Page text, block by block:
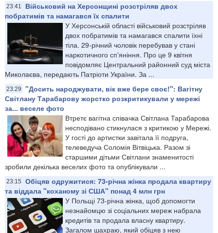
23:41
Військовий на Херсонщині розстріляв двох
побратимів та намагався їх спалити
У Херсонській області військовий розстріляв
двох побратимів та намагався спалити їхні
тіла. 29-річний чоловік перебував у стані
наркотичного сп'яніння. Про це 9 квітня
повідомляє Центральний районний суд міста
Миколаєва, передають Патріоти України. За ...
23:29
"Досить народжувати, вік вже бере своє!": Вагітну
Світлану Тарабарову жорстко розкритикували у мережі
за... веселе фото
Втретє вагітна співачка Світлана Тарабарова
несподівано стикнулася з критикою у Мережі.
У гості до артистки завітала її подруга,
телеведуча Соломія Вітвіцька. Разом зі
старшими дітьми Світлани знаменитості
зробили декілька веселих фото та опублікували ...
23:15
Обіцяв одружитися: 73-річна жінка продала квартиру
та віддала "коханому зі США" понад 4 млн грн
У Польщі 73-річна жінка, щоб допомогти
незнайомцю зі соціальних мереж набрала
кредитів та продала власну квартиру.
Загалом шахраю, який обіцяв з нею